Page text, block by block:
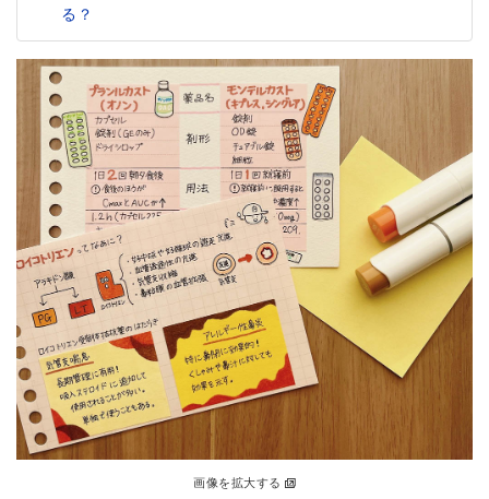
る？
画像を拡大する